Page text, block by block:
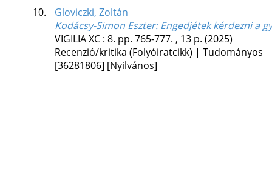
10.
Gloviczki, Zoltán
Kodácsy-Simon Eszter: Engedjétek kérdezni a
VIGILIAXC: 8. pp. 765-777. , 13 p. (2025)
Recenzió/kritika (Folyóiratcikk) | Tudományos
[36281806] [Nyilvános]